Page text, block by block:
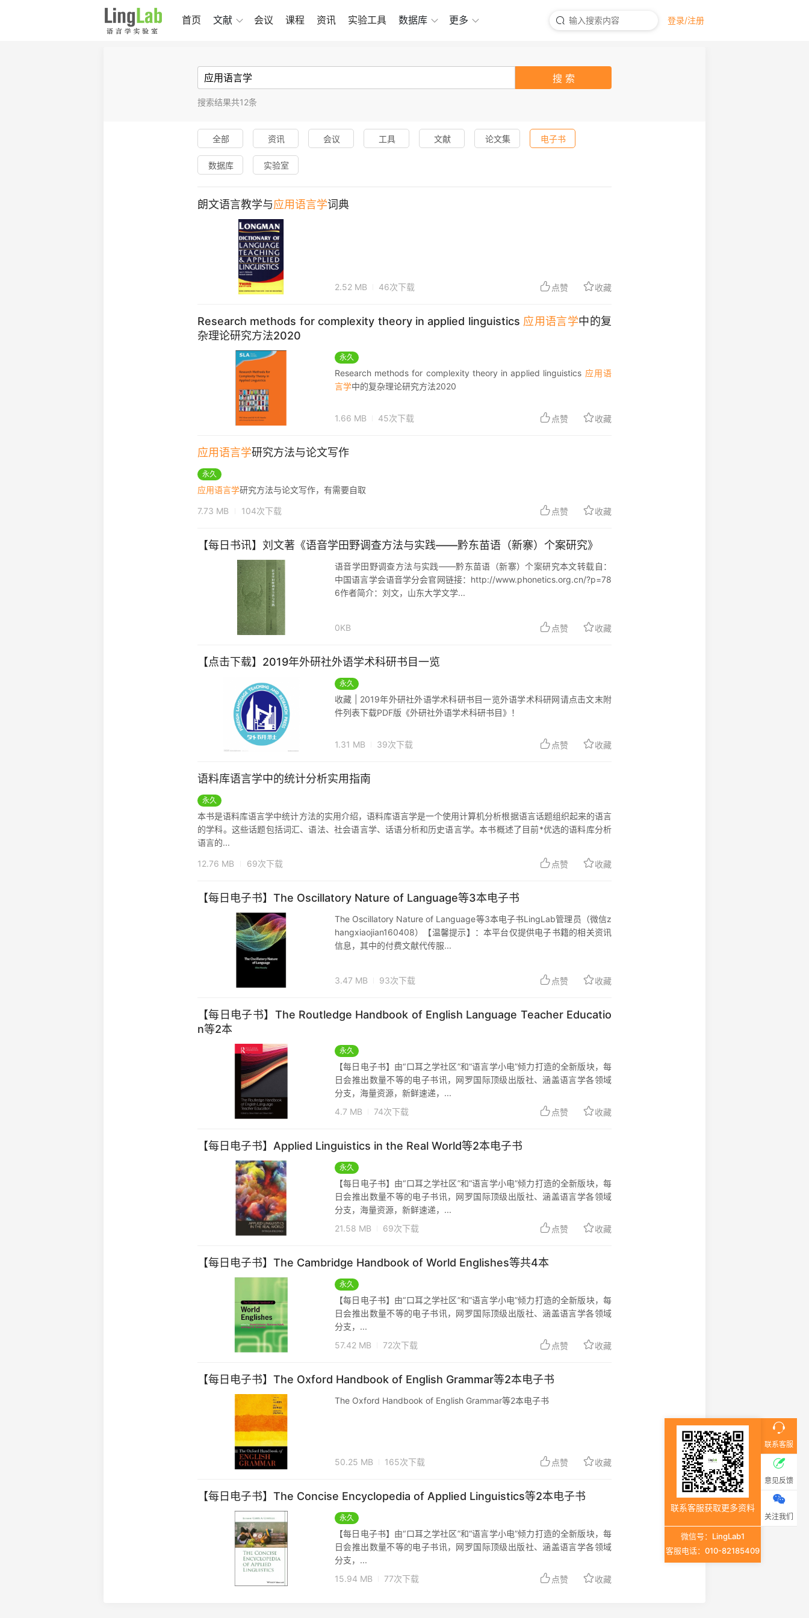
首页 文献 会议 课程 资讯 实验工具 数据库 更多 登录/注册
联系客服
联系客服获取更多资料
微信号：LingLab1
客服电话：010-82185409
意见反馈
关注我们
搜 索
搜索结果共12条
全部 资讯 会议 工具 文献 论文集 电子书
数据库 实验室
朗文语言教学与应用语言学词典
2.52 MB 46次下载 点赞 收藏
Research methods for complexity theory in applied linguistics 应用语言学中的复
杂理论研究方法2020
永久
Research methods for complexity theory in applied linguistics 应用语
言学中的复杂理论研究方法2020
1.66 MB 45次下载 点赞 收藏
应用语言学研究方法与论文写作
永久
应用语言学研究方法与论文写作，有需要自取
7.73 MB 104次下载 点赞 收藏
【每日书讯】刘文著《语音学田野调查方法与实践——黔东苗语（新寨）个案研究》
语音学田野调查方法与实践——黔东苗语（新寨）个案研究本文转载自：
中国语言学会语音学分会官网链接：http://www.phonetics.org.cn/?p=78
6作者简介：刘文，山东大学文学...
0KB 点赞 收藏
【点击下载】2019年外研社外语学术科研书目一览
永久
收藏 | 2019年外研社外语学术科研书目一览外语学术科研网请点击文末附
件列表下载PDF版《外研社外语学术科研书目》！
1.31 MB 39次下载 点赞 收藏
语料库语言学中的统计分析实用指南
永久
本书是语料库语言学中统计方法的实用介绍，语料库语言学是一个使用计算机分析根据语言话题组织起来的语言
的学科。这些话题包括词汇、语法、社会语言学、话语分析和历史语言学。本书概述了目前*优选的语料库分析
语言的...
12.76 MB 69次下载 点赞 收藏
【每日电子书】The Oscillatory Nature of Language等3本电子书
The Oscillatory Nature of Language等3本电子书LingLab管理员（微信z
hangxiaojian160408）【温馨提示】：本平台仅提供电子书籍的相关资讯
信息，其中的付费文献代传服...
3.47 MB 93次下载 点赞 收藏
【每日电子书】The Routledge Handbook of English Language Teacher Educatio
n等2本
永久
【每日电子书】由“口耳之学社区”和“语言学小电”倾力打造的全新版块，每
日会推出数量不等的电子书讯，网罗国际顶级出版社、涵盖语言学各领域
分支，海量资源，新鲜速递，...
4.7 MB
74次下载 点赞 收藏
【每日电子书】Applied Linguistics in the Real World等2本电子书
永久
【每日电子书】由“口耳之学社区”和“语言学小电”倾力打造的全新版块，每
日会推出数量不等的电子书讯，网罗国际顶级出版社、涵盖语言学各领域
分支，海量资源，新鲜速递，...
21.58 MB
69次下载 点赞 收藏
【每日电子书】The Cambridge Handbook of World Englishes等共4本
永久
【每日电子书】由“口耳之学社区”和“语言学小电”倾力打造的全新版块，每
日会推出数量不等的电子书讯，网罗国际顶级出版社、涵盖语言学各领域
分支，...
57.42 MB
72次下载 点赞 收藏
【每日电子书】The Oxford Handbook of English Grammar等2本电子书
The Oxford Handbook of English Grammar等2本电子书
50.25 MB 165次下载 点赞 收藏
【每日电子书】The Concise Encyclopedia of Applied Linguistics等2本电子书
永久
【每日电子书】由“口耳之学社区”和“语言学小电”倾力打造的全新版块，每
日会推出数量不等的电子书讯，网罗国际顶级出版社、涵盖语言学各领域
分支，...
15.94 MB
77次下载 点赞 收藏